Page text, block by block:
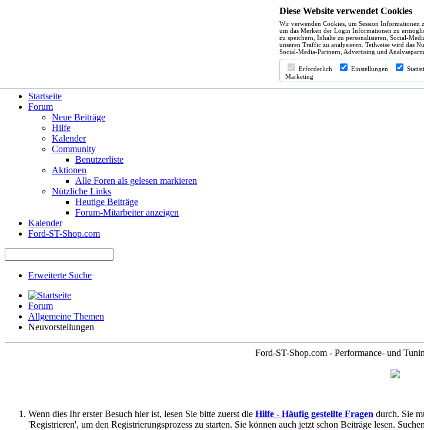
Startseite
Forum
Neue Beiträge
Hilfe
Kalender
Community
Benutzerliste
Aktionen
Alle Foren als gelesen markieren
Nützliche Links
Heutige Beiträge
Forum-Mitarbeiter anzeigen
Kalender
Ford-ST-Shop.com
Erweiterte Suche
Forum
Allgemeine Themen
Neuvorstellungen
Ford-ST-Shop.com - Performance- und
Wenn dies Ihr erster Besuch hier ist, lesen Sie bitte zuerst die Hilfe - Häufig gestellte Fragen durch. Sie
'Registrieren', um den Registrierungsprozess zu starten. Sie können auch jetzt schon Beiträge lesen.
Diese Website verwendet Cookies
Wir verwenden Cookies, um Session Informationen
um das Merken der Login Informationen zu
zu speichern, Inhalte zu personalisieren, Social-
unseren Traffic zu analysieren. Teilweise wird das
Social-Media-Partnern, Advertising und
Erforderlich Einstellungen
Marketing